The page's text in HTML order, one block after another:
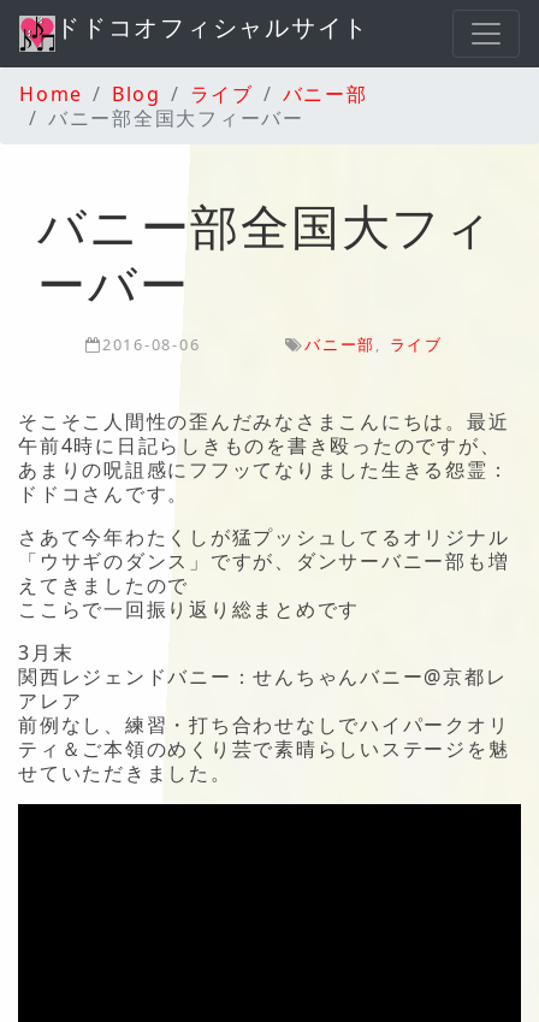
ドドコオフィシャルサイト
Home Blog ライブ
バニー部
バニー部全国大フィーバー
バニー部全国大フィ
ーバー
2016-08-06 バニー部, ライブ
そこそこ人間性の歪んだみなさまこんにちは。最近
午前4時に日記らしきものを書き殴ったのですが、
あまりの呪詛感にフフッてなりました生きる怨霊：
ドドコさんです。
さあて今年わたくしが猛プッシュしてるオリジナル
「ウサギのダンス」ですが、ダンサーバニー部も増
えてきましたので
ここらで一回振り返り総まとめです
3月末
関西レジェンドバニー：せんちゃんバニー@京都レ
アレア
前例なし、練習・打ち合わせなしでハイパークオリ
ティ＆ご本領のめくり芸で素晴らしいステージを魅
せていただきました。